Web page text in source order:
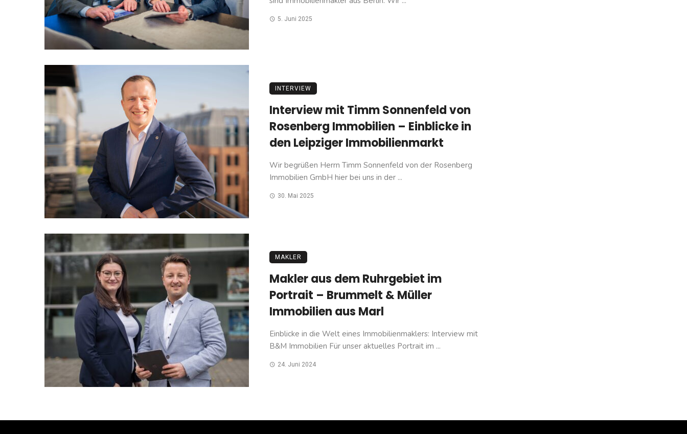
5. Juni 2025
INTERVIEW
Interview mit Timm Sonnenfeld von
Rosenberg Immobilien – Einblicke in
den Leipziger Immobilienmarkt
Wir begrüßen Herrn Timm Sonnenfeld von der Rosenberg
Immobilien GmbH hier bei uns in der ...
30. Mai 2025
MAKLER
Makler aus dem Ruhrgebiet im
Portrait – Brummelt & Müller
Immobilien aus Marl
Einblicke in die Welt eines Immobilienmaklers: Interview mit
B&M Immobilien Für unser aktuelles Portrait im ...
24. Juni 2024